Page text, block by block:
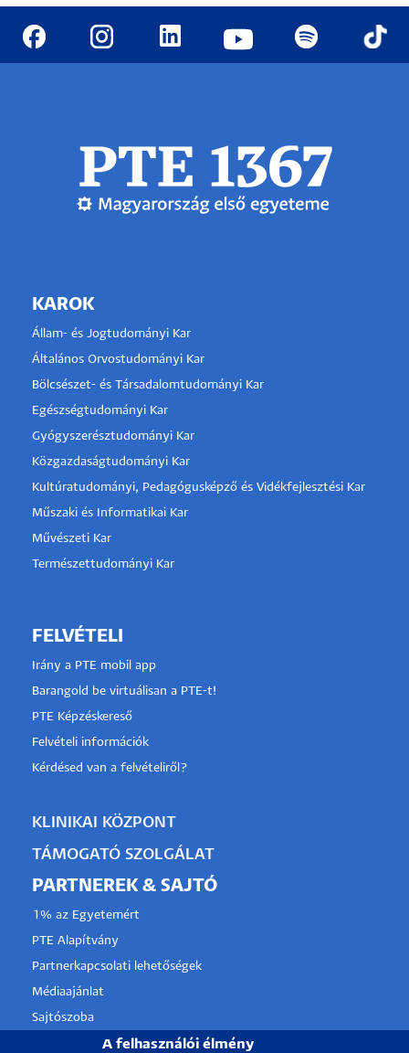
KAROK
Állam- és Jogtudományi Kar
Általános Orvostudományi Kar
Bölcsészet- és Társadalomtudományi Kar
Egészségtudományi Kar
Gyógyszerésztudományi Kar
Közgazdaságtudományi Kar
Kultúratudományi, Pedagógusképző és Vidékfejlesztési Kar
Műszaki és Informatikai Kar
Művészeti Kar
Természettudományi Kar
FELVÉTELI
Irány a PTE mobil app
Barangold be virtuálisan a PTE-t!
PTE Képzéskereső
Felvételi információk
Kérdésed van a felvételiről?
KLINIKAI KÖZPONT
TÁMOGATÓ SZOLGÁLAT
PARTNEREK & SAJTÓ
1% az Egyetemért
PTE Alapítvány
Partnerkapcsolati lehetőségek
Médiaajánlat
Sajtószoba
Pályázati projektekA felhasználói élmény